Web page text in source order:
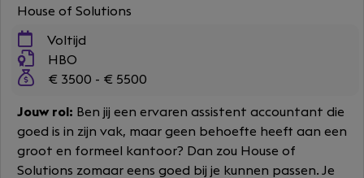
House of Solutions
Voltijd
HBO
€ 3500 - € 5500
Jouw rol: Ben jij een ervaren assistent accountant die
goed is in zijn vak, maar geen behoefte heeft aan een
groot en formeel kantoor? Dan zou House of
Solutions zomaar eens goed bij je kunnen passen. Je